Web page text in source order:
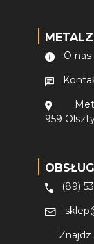
O nas
959
(89)
Znajdz